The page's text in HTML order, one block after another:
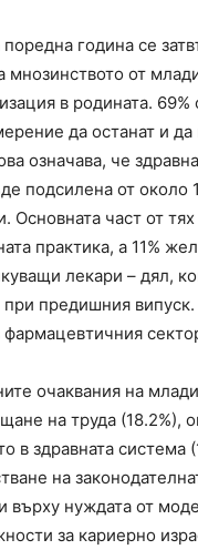
година се
мнозинството от
в родината.
да останат и да
означава, че
подсилена от около
Основната част от
практика, а 11%
лекари – дял,
при предишния
очаквания на
на труда (18.2%),
в здравната система
на
върху нуждата от
за кариерно